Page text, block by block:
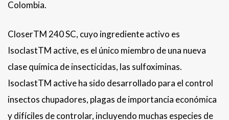
Colombia.
CloserTM 240 SC, cuyo ingrediente activo es
IsoclastTM active, es el único miembro de una nueva
clase química de insecticidas, las sulfoximinas.
IsoclastTM active ha sido desarrollado para el control
insectos chupadores, plagas de importancia económica
y difíciles de controlar, incluyendo muchas especies de